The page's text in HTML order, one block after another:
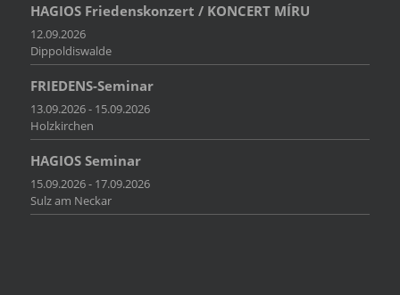
HAGIOS Friedenskonzert / KONCERT MÍRU
12.09.2026
Dippoldiswalde
FRIEDENS-Seminar
13.09.2026 - 15.09.2026
Holzkirchen
HAGIOS Seminar
15.09.2026 - 17.09.2026
Sulz am Neckar